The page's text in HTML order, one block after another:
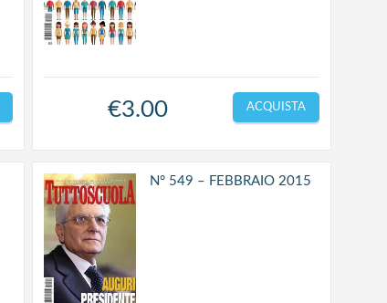
€3.00 ACQUISTA
N° 549 – FEBBRAIO 2015